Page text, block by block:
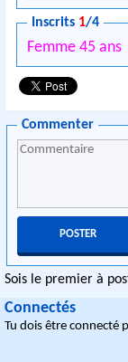
Inscrits 1/4
Femme 45 ans
Commenter
Sois le premier à
Connectés
Tu dois être connecté